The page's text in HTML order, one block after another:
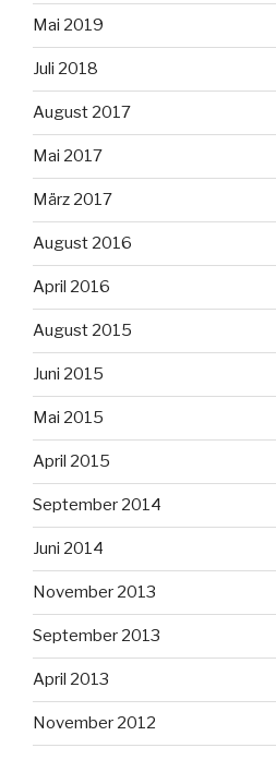
Mai 2019
Juli 2018
August 2017
Mai 2017
März 2017
August 2016
April 2016
August 2015
Juni 2015
Mai 2015
April 2015
September 2014
Juni 2014
November 2013
September 2013
April 2013
November 2012